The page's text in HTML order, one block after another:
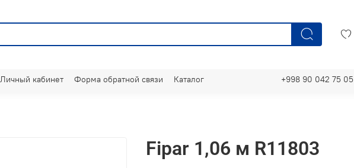
Личный кабинет Форма обратной связи Каталог +998 90 042 75 05
Fipar 1,06 м R11803